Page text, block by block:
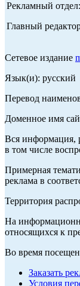
Рекламный отдел:
Главный
Сетевое издание
Язык(и): русский
Перевод
Доменное имя
Вся информация,
в том числе
Примерная
реклама в
Территория
На
относящихся к
Во время
Заказать
Условия